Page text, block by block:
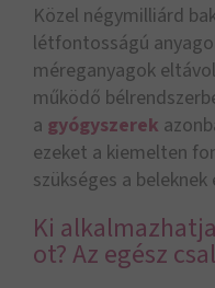
Közel négymilliárd
létfontosságú
méreganyagok
működő
a gyógyszerek
ezeket a kiemelten
szükséges a
Ki
ot? Az egész